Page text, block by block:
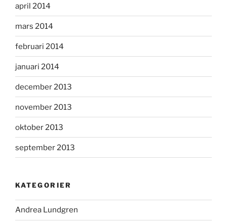
april 2014
mars 2014
februari 2014
januari 2014
december 2013
november 2013
oktober 2013
september 2013
KATEGORIER
Andrea Lundgren